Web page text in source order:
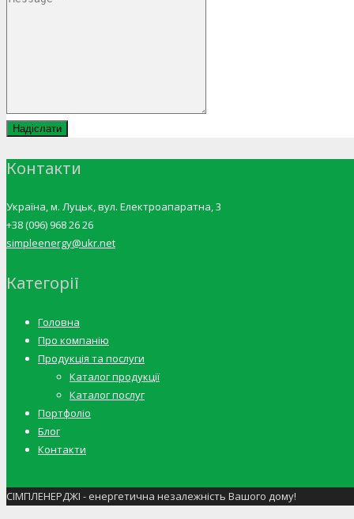
Надіслати
Контакти
Україна, м. Луцьк, вул. Електроапаратна, 3
+38 (096) 968 26 26
simpleenergy@ukr.net
Категорії
Головна
Про компанію
Продукція та послуги
Каталог продукції
Каталог послуг
Портфоліо
Блог
Контакти
СІМПЛЕНЕРДЖІ - енергетична незалежність Вашого дому!